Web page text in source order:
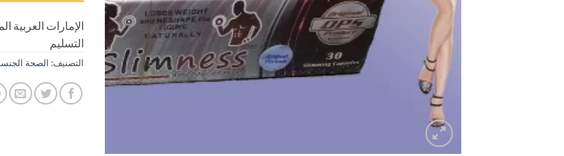
الإمارات العربية
التسليم
التصنيف: الصحة